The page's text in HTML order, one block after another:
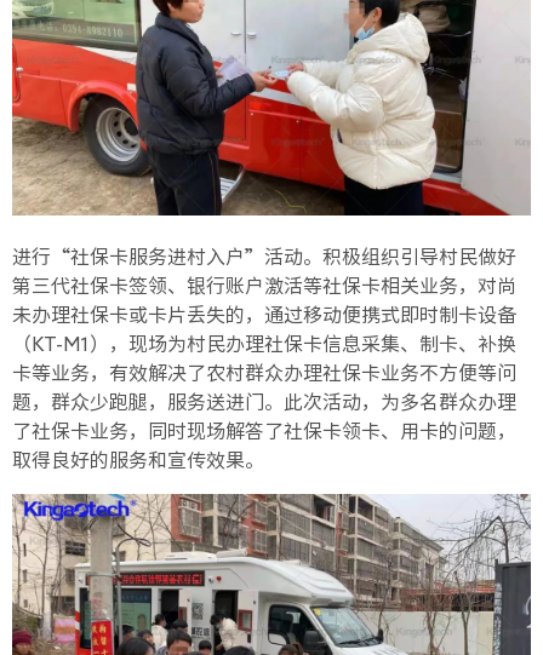
进行“社保卡服务进村入户”活动。积极组织引导村民做好
第三代社保卡签领、银行账户激活等社保卡相关业务，对尚
未办理社保卡或卡片丢失的，通过移动便携式即时制卡设备
（KT-M1），现场为村民办理社保卡信息采集、制卡、补换
卡等业务，有效解决了农村群众办理社保卡业务不方便等问
题，群众少跑腿，服务送进门。此次活动，为多名群众办理
了社保卡业务，同时现场解答了社保卡领卡、用卡的问题，
取得良好的服务和宣传效果。